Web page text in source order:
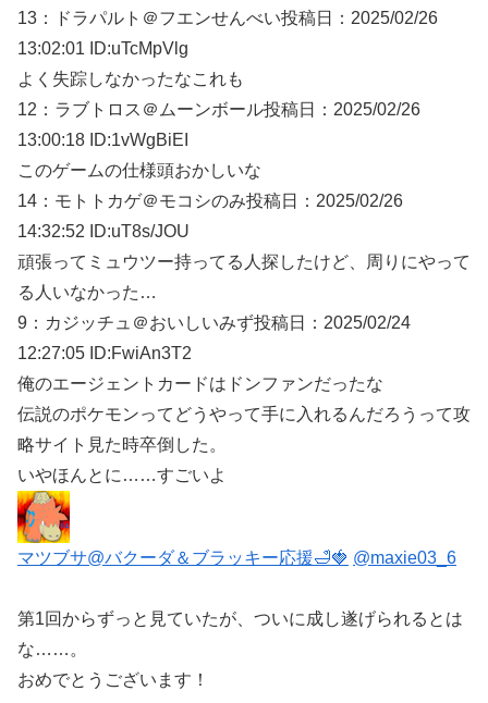
13：
ドラパルト＠フエンせんべい投稿日：2025/02/26
13:02:01 ID:uTcMpVlg
よく失踪しなかったなこれも
12： ラブトロス＠ムーンボール投稿日：2025/02/26
13:00:18 ID:1vWgBiEI
このゲームの仕様頭おかしいな
14： モトトカゲ＠モコシのみ投稿日：2025/02/26
14:32:52 ID:uT8s/JOU
頑張ってミュウツー持ってる人探したけど、周りにやって
る人いなかった…
9： カジッチュ＠おいしいみず投稿日：2025/02/24
12:27:05 ID:FwiAn3T2
俺のエージェントカードはドンファンだったな
伝説のポケモンってどうやって手に入れるんだろうって攻
略サイト見た時卒倒した。
いやほんとに……すごいよ
マツブサ@バクーダ＆ブラッキー応援🛁🍓 @maxie03_6
第1回からずっと見ていたが、ついに成し遂げられるとは
な……。
おめでとうございます！